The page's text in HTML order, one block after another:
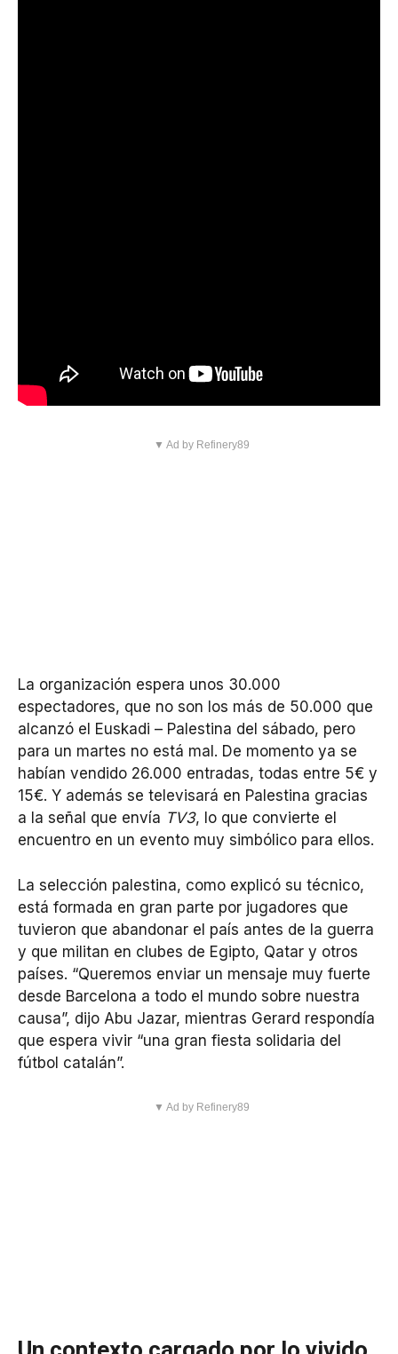
▼ Ad by Refinery89
La organización espera unos 30.000
espectadores, que no son los más de 50.000 que
alcanzó el Euskadi – Palestina del sábado, pero
para un martes no está mal. De momento ya se
habían vendido 26.000 entradas, todas entre 5€ y
15€. Y además se televisará en Palestina gracias
a la señal que envía TV3, lo que convierte el
encuentro en un evento muy simbólico para ellos.
La selección palestina, como explicó su técnico,
está formada en gran parte por jugadores que
tuvieron que abandonar el país antes de la guerra
y que militan en clubes de Egipto, Qatar y otros
países. “Queremos enviar un mensaje muy fuerte
desde Barcelona a todo el mundo sobre nuestra
causa”, dijo Abu Jazar, mientras Gerard respondía
que espera vivir “una gran fiesta solidaria del
fútbol catalán”.
▼ Ad by Refinery89